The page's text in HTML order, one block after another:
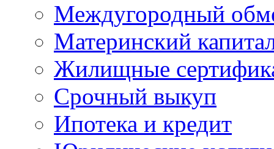
Междугородный
Материнский
Жилищные
Срочный выкуп
Ипотека и кредит